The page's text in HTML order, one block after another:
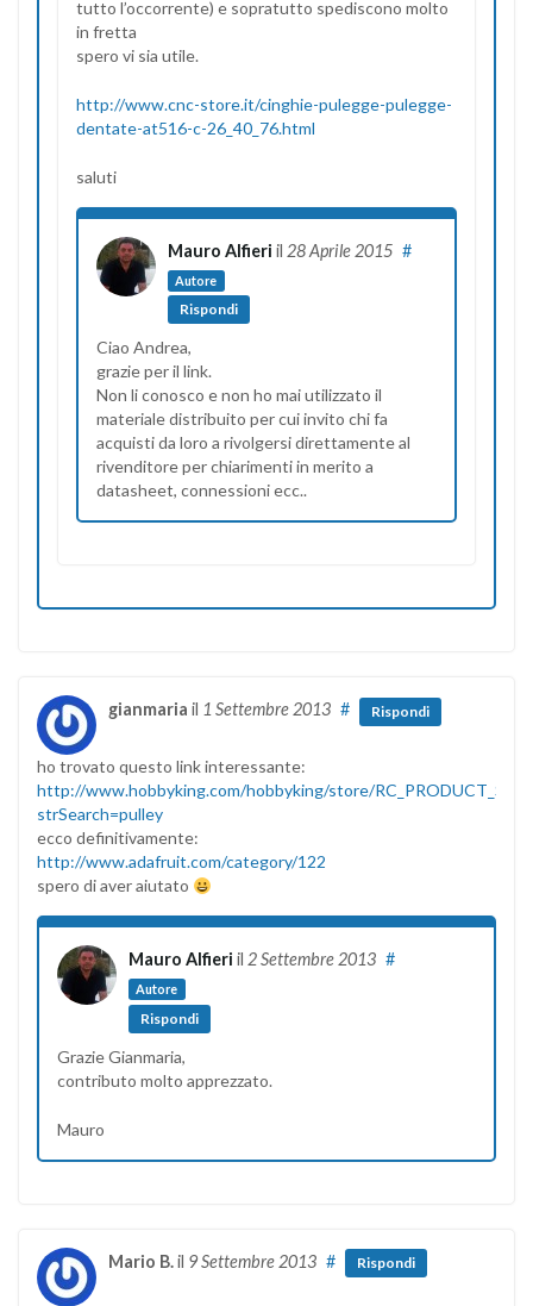
tutto l’occorrente) e sopratutto spediscono molto
in fretta
spero vi sia utile.
http://www.cnc-store.it/cinghie-pulegge-pulegge-
dentate-at516-c-26_40_76.html
saluti
Mauro Alfieri il 28 Aprile 2015
Autore
#
Rispondi
Ciao Andrea,
grazie per il link.
Non li conosco e non ho mai utilizzato il
materiale distribuito per cui invito chi fa
acquisti da loro a rivolgersi direttamente al
rivenditore per chiarimenti in merito a
datasheet, connessioni ecc..
gianmaria il 1 Settembre 2013 # Rispondi
ho trovato questo link interessante:
http://www.hobbyking.com/hobbyking/store/
strSearch=pulley
ecco definitivamente:
http://www.adafruit.com/category/122
spero di aver aiutato
Mauro Alfieri il 2 Settembre 2013
Autore
#
Rispondi
Grazie Gianmaria,
contributo molto apprezzato.
Mauro
Mario B.il 9 Settembre 2013 # Rispondi